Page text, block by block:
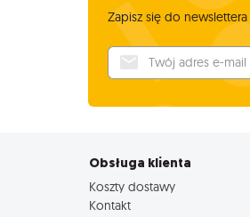
Zapisz się do
Twój adres e-mail
Obsługa klienta
Koszty dostawy
Kontakt